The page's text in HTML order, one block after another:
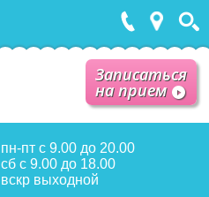
Записаться
на прием
пн-пт с 9.00 до 20.00
сб с 9.00 до 18.00
вскр выходной